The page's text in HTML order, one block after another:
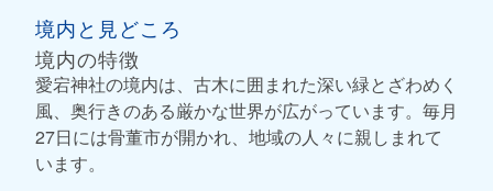
境内と見どころ
境内の特徴
愛宕神社の境内は、古木に囲まれた深い緑とざわめく
風、奥行きのある厳かな世界が広がっています。毎月
27日には骨董市が開かれ、地域の人々に親しまれて
います。